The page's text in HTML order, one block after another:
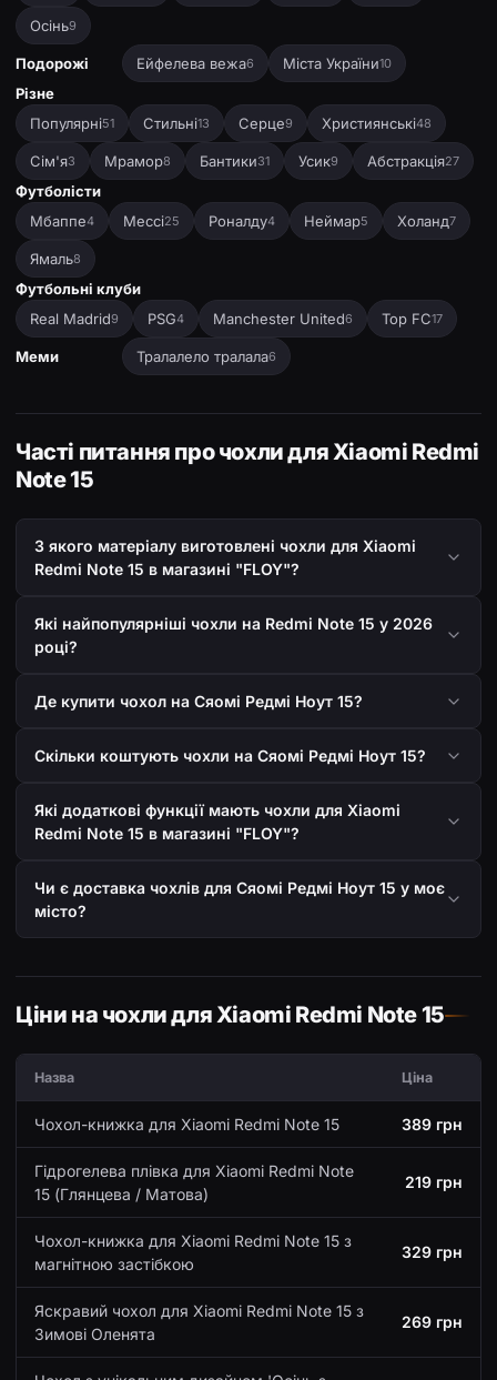
Осінь9
Подорожі Ейфелева вежа6 Міста України10
Різне
Популярні51 Стильні13 Серце9 Християнські48
Сім'я3 Мрамор8 Бантики31 Усик9 Абстракція27
Футболісти
Мбаппе4 Мессі25 Роналду4 Неймар5 Холанд7
Ямаль8
Футбольні клуби
Real Madrid9 PSG4 Manchester United6 Top FC17
Меми Тралалело тралала6
Часті питання про чохли для Xiaomi Redmi
Note 15
З якого матеріалу виготовлені чохли для Xiaomi
Redmi Note 15 в магазині "FLOY"?
Які найпопулярніші чохли на Redmi Note 15 у 2026
році?
Де купити чохол на Сяомі Редмі Ноут 15?
Скільки коштують чохли на Сяомі Редмі Ноут 15?
Які додаткові функції мають чохли для Xiaomi
Redmi Note 15 в магазині "FLOY"?
Чи є доставка чохлів для Сяомі Редмі Ноут 15 у моє
місто?
Ціни на чохли для Xiaomi Redmi Note 15
Назва Ціна
Чохол-книжка для Xiaomi Redmi Note 15 389 грн
Гідрогелева плівка для Xiaomi Redmi Note
15 (Глянцева / Матова)
219 грн
Чохол-книжка для Xiaomi Redmi Note 15 з
магнітною застібкою
329 грн
Яскравий чохол для Xiaomi Redmi Note 15 з
Зимові Оленята
269 грн